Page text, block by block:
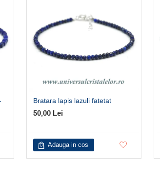
Bratara lapis lazuli fatetat
50,00 Lei
Adauga in cos